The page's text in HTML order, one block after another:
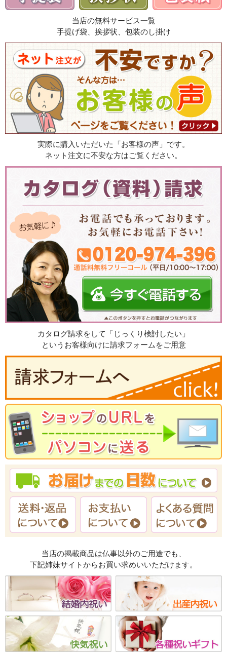
当店の無料サービス一覧
手提げ袋、挨拶状、包装のし掛け
実際に購入いただいた「お客様の声」です。
ネット注文に不安な方はご覧ください。
カタログ請求をして「じっくり検討したい」
というお客様向けに請求フォームをご用意
当店の掲載商品は仏事以外のご用途でも、
下記姉妹サイトからお買い求めいいただけます。